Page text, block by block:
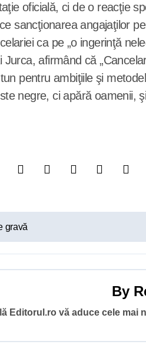
oficială, ci de o reacţie
sancţionarea angajaţilor
ca pe „o ingerinţă
afirmând că
pentru ambiţiile şi
negre, ci apără oamenii,
gravă
By
Editorul.ro vă aduce cele